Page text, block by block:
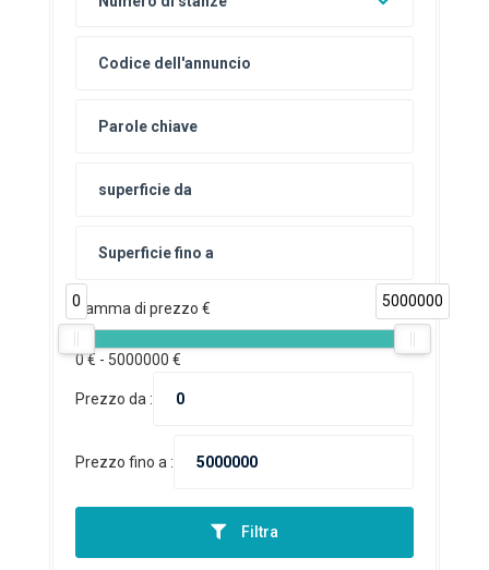
Gamma di prezzo €
0 5000000
0€ - 5000000 €
Prezzo da :
Prezzo fino a :
Filtra